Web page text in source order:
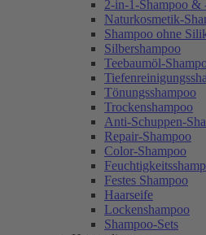
2-in-1-Shampoo &
Naturkosmetik-
Shampoo ohne
Silbershampoo
Teebaumöl-
Tönungsshampoo
Trockenshampoo
Anti-Schuppen-
Repair-Shampoo
Color-Shampoo
Festes Shampoo
Haarseife
Lockenshampoo
Shampoo-Sets